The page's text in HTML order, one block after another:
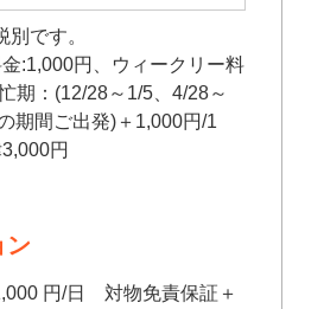
です。
:1,000円、ウィークリー料
期：(12/28～1/5、4/28～
期間ご出発)＋1,000円/1
円
ン
円/日 対物免責保証＋